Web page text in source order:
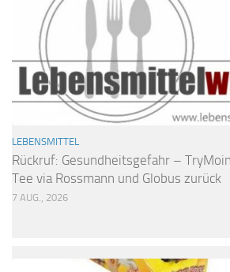
LEBENSMITTEL
Rückruf: Gesundheitsgefahr –
Tee via Rossmann und Globus zurück
7 AUG., 2026